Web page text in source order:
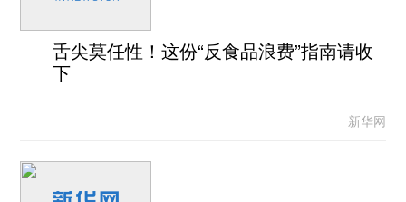
舌尖莫任性！这份“反食品浪费”指南请收
下
新华网